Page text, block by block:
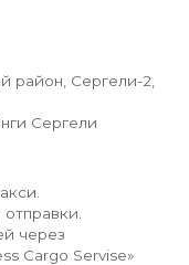
район, Сергели-2,
Сергели
через
Cargo Servise»